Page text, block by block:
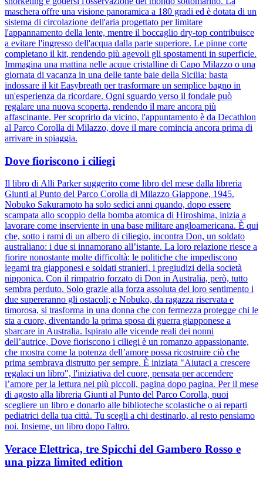
maschera offre una visione panoramica a 180 gradi ed è dotata di un
sistema di circolazione dell'aria progettato per limitare
l'appannamento della lente, mentre il boccaglio dry-top contribuisce
a evitare l'ingresso dell'acqua dalla parte superiore. Le pinne corte
completano il kit, rendendo più agevoli gli spostamenti in superficie.
Immagina una mattina nelle acque cristalline di Capo Milazzo o una
giornata di vacanza in una delle tante baie della Sicilia: basta
indossare il kit Easybreath per trasformare un semplice bagno in
un'esperienza da ricordare. Ogni sguardo verso il fondale può
regalare una nuova scoperta, rendendo il mare ancora più
affascinante. Per scoprirlo da vicino, l'appuntamento è da Decathlon
al Parco Corolla di Milazzo, dove il mare comincia ancora prima di
arrivare in spiaggia.
Dove fioriscono i ciliegi
Il libro di Alli Parker suggerito come libro del mese dalla libreria
Giunti al Punto del Parco Corolla di Milazzo Giappone, 1945.
Nobuko Sakuramoto ha solo sedici anni quando, dopo essere
scampata allo scoppio della bomba atomica di Hiroshima, inizia a
lavorare come inserviente in una base militare angloamericana. È qui
che, sotto i rami di un albero di ciliegio, incontra Don, un soldato
australiano: i due si innamorano all’istante. La loro relazione riesce a
fiorire nonostante molte difficoltà: le politiche che impediscono
legami tra giapponesi e soldati stranieri, i pregiudizi della società
nipponica. Con il rimpatrio forzato di Don in Australia, però, tutto
sembra perduto. Solo grazie alla forza assoluta del loro sentimento i
due supereranno gli ostacoli; e Nobuko, da ragazza riservata e
timorosa, si trasforma in una donna che con fermezza protegge chi le
sta a cuore, diventando la prima sposa di guerra giapponese a
sbarcare in Australia. Ispirato alle vicende reali dei nonni
dell’autrice, Dove fioriscono i ciliegi è un romanzo appassionante,
che mostra come la potenza dell’amore possa ricostruire ciò che
prima sembrava distrutto per sempre. È iniziata "Aiutaci a crescere
regalaci un libro", l'iniziativa del cuore, pensata per accendere
l’amore per la lettura nei più piccoli, pagina dopo pagina. Per il mese
di agosto alla libreria Giunti al Punto del Parco Corolla, puoi
scegliere un libro e donarlo alle biblioteche scolastiche o ai reparti
pediatrici della tua città. Tu scegli a chi destinarlo, al resto pensiamo
noi. Insieme, un libro dopo l'altro.
Verace Elettrica, tre Spicchi del Gambero Rosso e
una pizza limited edition